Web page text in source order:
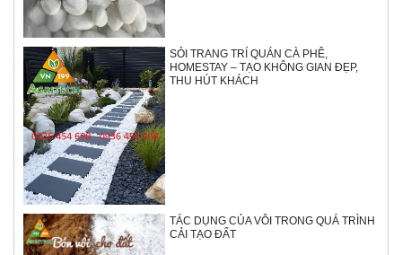
SỎI TRANG TRÍ QUÁN CÀ PHÊ,
HOMESTAY – TẠO KHÔNG GIAN ĐẸP,
THU HÚT KHÁCH
TÁC DỤNG CỦA VÔI TRONG QUÁ TRÌNH
CẢI TẠO ĐẤT